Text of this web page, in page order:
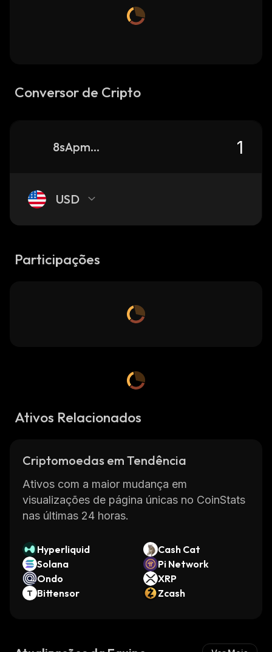
Conversor de Cripto
8sApmitfix7yZ3eQH87p78ExXy4xxma3bR4M1zCidE2R_solana
USD
Participações
Ativos Relacionados
Criptomoedas em Tendência
Ativos com a maior mudança em
visualizações de página únicas no CoinStats
nas últimas 24 horas.
Hyperliquid
Cash Cat
Solana
Pi Network
Ondo
XRP
Bittensor
Zcash